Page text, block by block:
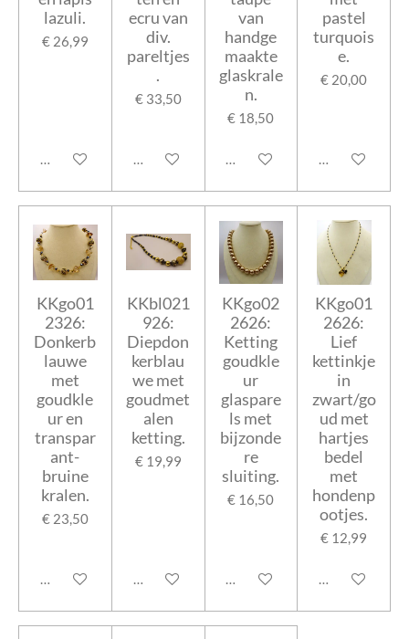
lazuli.
€ 26,99
In winkelwagen
ecru van
div.
pareltjes
.
€ 33,50
In winkelwagen
van
handge
maakte
glaskrale
n.
€ 18,50
In winkelwagen
pastel
turquois
e.
€ 20,00
In
KKgo01
2326:
Donkerb
lauwe
met
goudkle
ur en
transpar
ant-
bruine
kralen.
€ 23,50
In winkelwagen
KKbl021
926:
Diepdon
kerblau
we met
goudmet
alen
ketting.
€ 19,99
In winkelwagen
KKgo02
2626:
Ketting
goudkle
ur
glaspare
ls met
bijzonde
re
sluiting.
€ 16,50
In winkelwagen
KKgo01
2626:
Lief
kettinkje
in
zwart/go
ud met
hartjes
bedel
met
hondenp
ootjes.
€ 12,99
In